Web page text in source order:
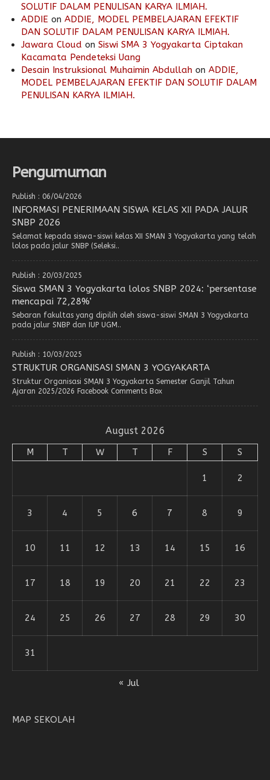
SOLUTIF DALAM PENULISAN KARYA ILMIAH.
ADDIE on ADDIE, MODEL PEMBELAJARAN EFEKTIF
DAN SOLUTIF DALAM PENULISAN KARYA ILMIAH.
Jawara Cloud on Siswi SMA 3 Yogyakarta Ciptakan
Kacamata Pendeteksi Uang
Desain Instruksional Muhaimin Abdullah on ADDIE,
MODEL PEMBELAJARAN EFEKTIF DAN SOLUTIF DALAM
PENULISAN KARYA ILMIAH.
Pengumuman
Publish : 06/04/2026
INFORMASI PENERIMAAN SISWA KELAS XII PADA JALUR
SNBP 2026
Selamat kepada siswa-siswi kelas XII SMAN 3 Yogyakarta yang telah
lolos pada jalur SNBP (Seleksi..
Publish : 20/03/2025
Siswa SMAN 3 Yogyakarta lolos SNBP 2024: ‘persentase
mencapai 72,28%’
Sebaran fakultas yang dipilih oleh siswa-siswi SMAN 3 Yogyakarta
pada jalur SNBP dan IUP UGM..
Publish : 10/03/2025
STRUKTUR ORGANISASI SMAN 3 YOGYAKARTA
Struktur Organisasi SMAN 3 Yogyakarta Semester Ganjil Tahun
Ajaran 2025/2026 Facebook Comments Box
August 2026
M T W T F S S
1 2
3 4 5 6 7 8 9
10 11 12 13 14 15 16
17 18 19 20 21 22 23
24 25 26 27 28 29 30
31
« Jul
MAP SEKOLAH